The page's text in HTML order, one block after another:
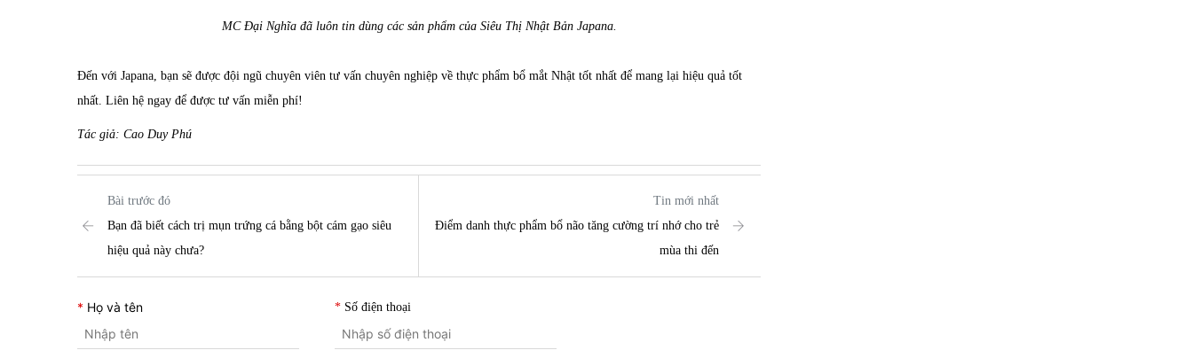
MC Đại Nghĩa đã luôn tin dùng các sản phẩm của Siêu Thị Nhật Bản Japana.
Đến với Japana, bạn sẽ được đội ngũ chuyên viên tư vấn chuyên nghiệp về thực phẩm bổ mắt Nhật tốt nhất để mang lại hiệu quả tốt
nhất. Liên hệ ngay để được tư vấn miễn phí!
Tác giả: Cao Duy Phú
Bài trước đó
Bạn đã biết cách trị mụn trứng cá bằng bột cám gạo siêu
hiệu quả này chưa?
Tin mới nhất
Điểm danh thực phẩm bổ não tăng cường trí nhớ cho trẻ
mùa thi đến
Họ và tên Số điện thoại